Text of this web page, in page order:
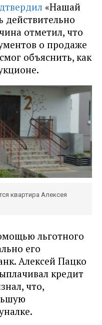
«Нашай
действительно
отметил, что
о продаже
объяснить, как
квартира Алексея
льготного
его
Алексей Пацко
кредит
что,